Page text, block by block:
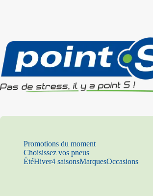
Promotions du moment
Choisissez vos pneus
ÉtéHiver4 saisonsMarquesOccasions